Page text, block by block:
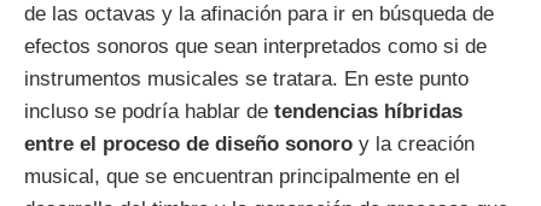
de las octavas y la afinación para ir en búsqueda de
efectos sonoros que sean interpretados como si de
instrumentos musicales se tratara. En este punto
incluso se podría hablar de tendencias híbridas
entre el proceso de diseño sonoro y la creación
musical, que se encuentran principalmente en el